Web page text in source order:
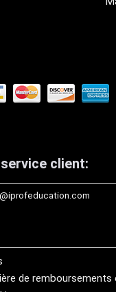
client:
de remboursements